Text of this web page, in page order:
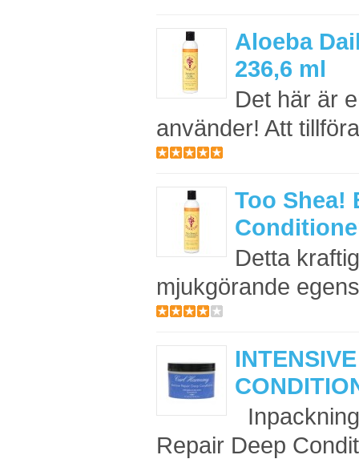
Aloeba
236,6 ml
Det här är
använder! Att
Too Shea!
Detta
mjukgörande
Repair Deep